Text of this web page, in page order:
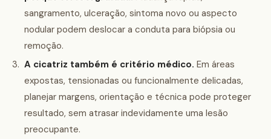
sangramento, ulceração, sintoma novo ou aspecto
nodular podem deslocar a conduta para biópsia ou
remoção.
A cicatriz também é critério médico. Em áreas
expostas, tensionadas ou funcionalmente delicadas,
planejar margens, orientação e técnica pode proteger
resultado, sem atrasar indevidamente uma lesão
preocupante.